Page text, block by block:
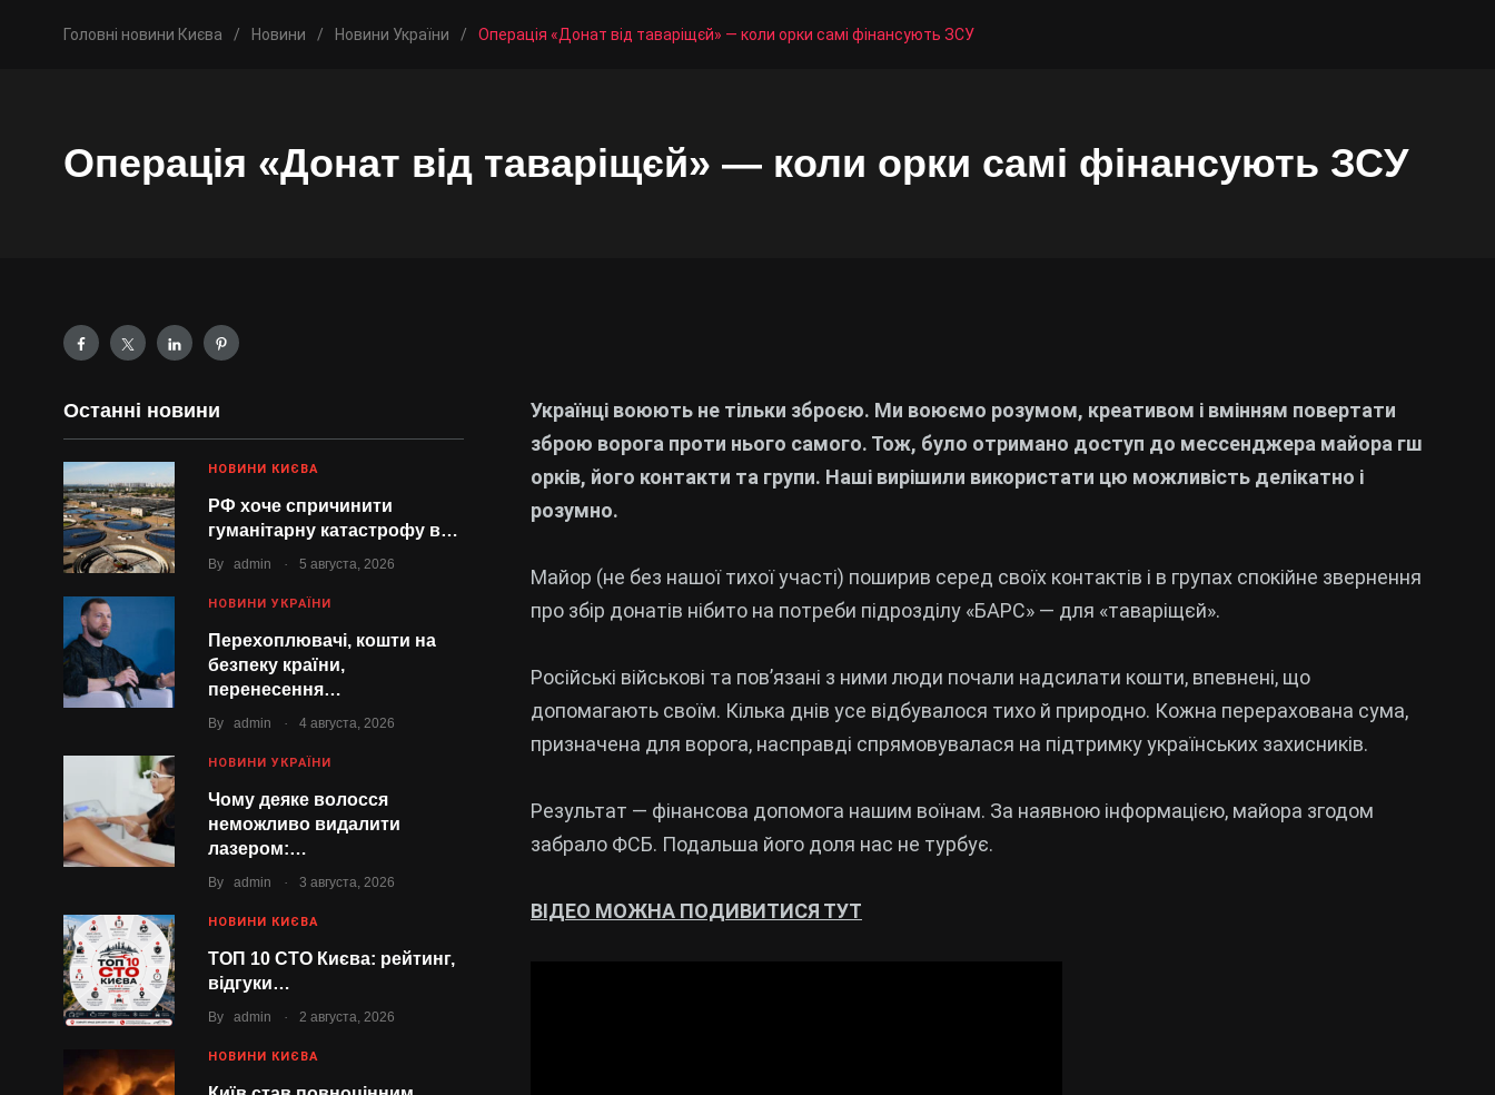
Головні новини Києва / Новини / Новини України / Операція «Донат від таваріщєй» — коли орки самі фінансують ЗСУ
Операція «Донат від таваріщєй» — коли орки самі фінансують ЗСУ
Останні новини
НОВИНИ КИЄВА
РФ хоче спричинити
гуманітарну катастрофу в…
By admin . 5 августа, 2026
НОВИНИ УКРАЇНИ
Перехоплювачі, кошти на
безпеку країни,
перенесення…
By admin . 4 августа, 2026
НОВИНИ УКРАЇНИ
Чому деяке волосся
неможливо видалити
лазером:…
By admin . 3 августа, 2026
НОВИНИ КИЄВА
ТОП 10 СТО Києва: рейтинг,
відгуки…
By admin . 2 августа, 2026
НОВИНИ КИЄВА
Українці воюють не тільки зброєю. Ми воюємо розумом, креативом і вмінням повертати
зброю ворога проти нього самого. Тож, було отримано доступ до мессенджера майора гш
орків, його контакти та групи. Наші вирішили використати цю можливість делікатно і
розумно.
Майор (не без нашої тихої участі) поширив серед своїх контактів і в групах спокійне звернення
про збір донатів нібито на потреби підрозділу «БАРС» — для «таваріщєй».
Російські військові та пов’язані з ними люди почали надсилати кошти, впевнені, що
допомагають своїм. Кілька днів усе відбувалося тихо й природно. Кожна перерахована сума,
призначена для ворога, насправді спрямовувалася на підтримку українських захисників.
Результат — фінансова допомога нашим воїнам. За наявною інформацією, майора згодом
забрало ФСБ. Подальша його доля нас не турбує.
ВІДЕО МОЖНА ПОДИВИТИСЯ ТУТ